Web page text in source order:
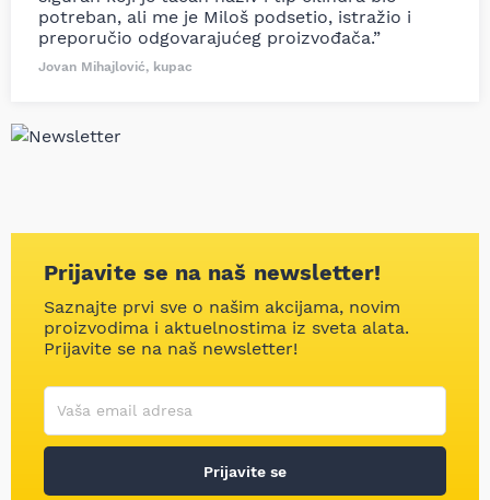
potreban, ali me je Miloš podsetio, istražio i
preporučio odgovarajućeg proizvođača.”
Jovan Mihajlović, kupac
Prijavite se na naš newsletter!
Saznajte prvi sve o našim akcijama, novim
proizvodima i aktuelnostima iz sveta alata.
Prijavite se na naš newsletter!
Korisničko ime
Vaša email adresa
Prijavite se